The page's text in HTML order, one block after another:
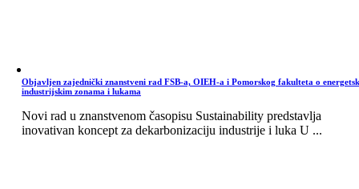
Objavljen zajednički znanstveni rad FSB-a, OIEH-a i Pomorskog fakulteta o
industrijskim zonama i lukama
Novi rad u znanstvenom časopisu Sustainability predstavlja
inovativan koncept za dekarbonizaciju industrije i luka U ...